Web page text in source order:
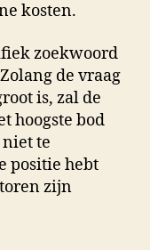
kosten.
zoekwoord
de vraag
is, zal de
hoogste bod
te
positie hebt
zijn